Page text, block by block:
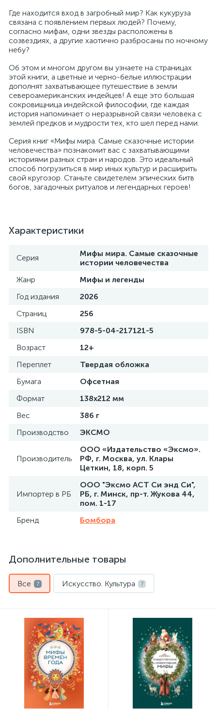
Где находится вход в загробный мир? Как кукуруза
связана с появлением первых людей? Почему,
согласно мифам, одни звезды расположены в
созвездиях, а другие хаотично разбросаны по ночному
небу?
Об этом и многом другом вы узнаете на страницах
этой книги, а цветные и черно-белые иллюстрации
дополнят захватывающее путешествие в земли
североамериканских индейцев! А еще это большая
сокровищница индейской философии, где каждая
история напоминает о неразрывной связи человека с
землей предков и мудрости тех, кто шел перед нами.
Серия книг «Мифы мира. Самые сказочные истории
человечества» познакомит вас с захватывающими
историями разных стран и народов. Это идеальный
способ погрузиться в мир иных культур и расширить
свой кругозор. Станьте свидетелем эпических битв
богов, загадочных ритуалов и легендарных героев!
Характеристики
Серия
Мифы мира. Самые сказочные
истории человечества
Жанр
Мифы и легенды
Год издания
2026
Страниц
256
ISBN
978-5-04-217121-5
Возраст
12+
Переплет
Твердая обложка
Бумага
Офсетная
Формат
138x212 мм
Вес
386 г
Производство
ЭКСМО
Производитель
ООО «Издательство «Эксмо».
РФ, г. Москва, ул. Клары
Цеткин, 18, корп. 5
Импортер в РБ
ООО "Эксмо АСТ Си энд Си",
РБ, г. Минск, пр-т. Жукова 44,
пом. 1-17
Бренд
Бомбора
Дополнительные товары
Все 7 Искусство. Культура 7